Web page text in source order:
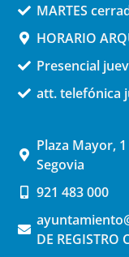
MARTES
HORARIO
Presencial
att. telefónica
Plaza Mayor,
Segovia
921 483 000
DE REGISTRO